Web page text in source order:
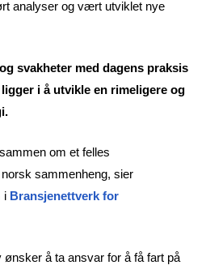
analyser og vært utviklet nye
svakheter med dagens praksis
i å utvikle en rimeligere og
om et felles
sammenheng, sier
i Bransjenettverk for
å ta ansvar for å få fart på